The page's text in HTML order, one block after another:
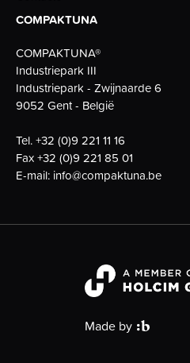
COMPAKTUNA
COMPAKTUNA®
Industriepark III
Industriepark - Zwijnaarde 6
9052 Gent - België
Tel.+32 (0)9 221 11 16
Fax+32 (0)9 221 85 01
E-mail: info@compaktuna.be
Made by